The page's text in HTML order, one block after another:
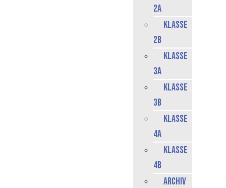
2a
Klasse
2b
Klasse
3a
Klasse
3b
Klasse
4a
Klasse
4b
Archiv